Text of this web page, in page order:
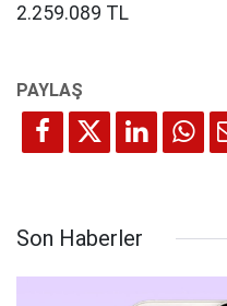
2.259.089 TL
Son Haberler